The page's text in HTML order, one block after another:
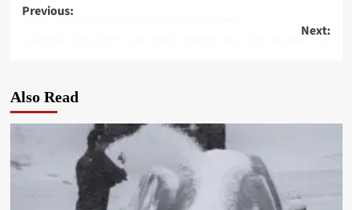
Post
Previous:
জড়িপ: ফ্লোরিডায় বাইডেনকে হারানোর সম্ভাবনা ট্রাম্পের
Next:
এভারেস্টের সর্বোচ্চ ক্যাম্পে ভরাট আবর্জনা পরিষ্কার করতে কয়েক বছর সময় লাগবে
Also Read